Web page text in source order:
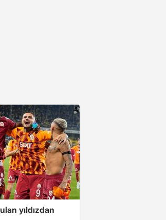
yıldızdan